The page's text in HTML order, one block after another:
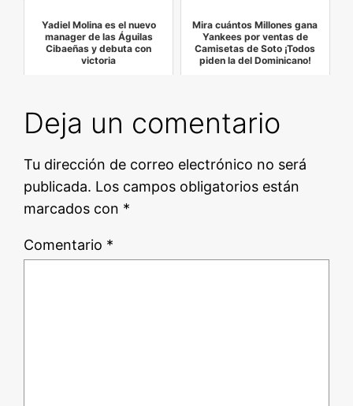
Yadiel Molina es el nuevo
manager de las Águilas
Cibaeñas y debuta con
victoria
Mira cuántos Millones gana
Yankees por ventas de
Camisetas de Soto ¡Todos
piden la del Dominicano!
Deja un comentario
Tu dirección de correo electrónico no será
publicada. Los campos obligatorios están
marcados con *
Comentario *